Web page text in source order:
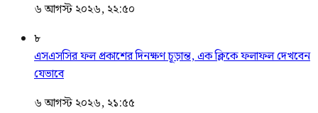
৬ আগস্ট ২০২৬, ২২:৫০
৮
এসএসসির ফল প্রকাশের দিনক্ষণ চূড়ান্ত, এক ক্লিকে ফলাফল দেখবেন
যেভাবে
৬ আগস্ট ২০২৬, ২১:৫৫